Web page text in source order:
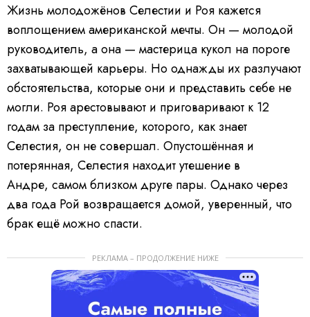
Жизнь молодожёнов Селестии и Роя кажется
воплощением американской мечты. Он — молодой
руководитель, а она — мастерица кукол на пороге
захватывающей карьеры. Но однажды их разлучают
обстоятельства, которые они и представить себе не
могли. Роя арестовывают и приговаривают к 12
годам за преступление, которого, как знает
Селестия, он не совершал. Опустошённая и
потерянная, Селестия находит утешение в
Андре, самом близком друге пары. Однако через
два года Рой возвращается домой, уверенный, что
брак ещё можно спасти.
РЕКЛАМА – ПРОДОЛЖЕНИЕ НИЖЕ